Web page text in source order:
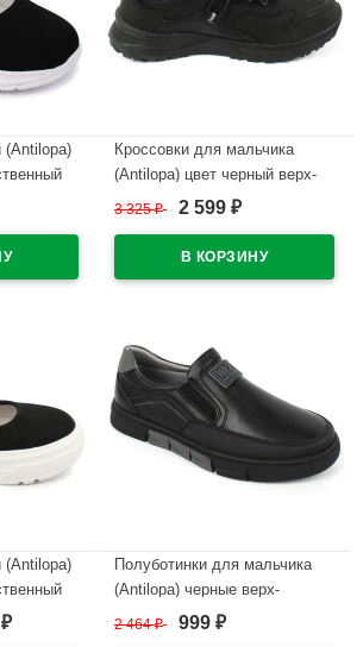
Кроссовки для мальчика
(Antilopa) цвет черный верх-
текстиль подкладка-текстиль
3 325₽ 2 599 ₽
₽
Полуботинки для мальчика
(Antilopa) черные верх-
искусственная кожа
2 464₽ 999 ₽